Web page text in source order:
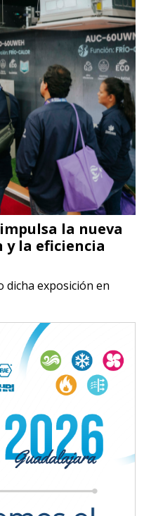
composición
grafito) y
calidad y
SELLOS DE
composición
grafito) y
calidad y
la nueva
la eficiencia
dicha exposición en